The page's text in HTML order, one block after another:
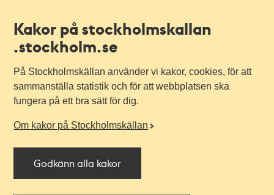
Kakor på stockholmskallan
.stockholm.se
På Stockholmskällan använder vi kakor, cookies, för att
sammanställa statistik och för att webbplatsen ska
fungera på ett bra sätt för dig.
Om kakor på Stockholmskällan
Godkänn alla kakor